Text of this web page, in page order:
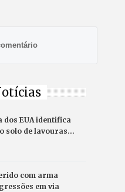
dos EUA identifica
solo de lavouras…
com arma
em via